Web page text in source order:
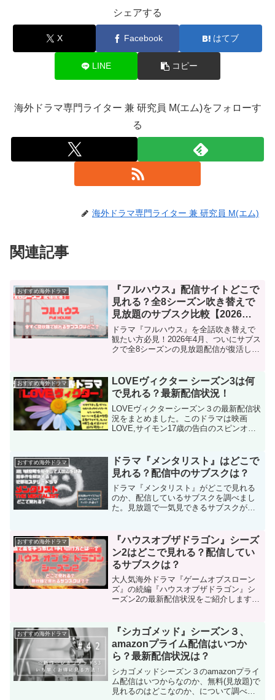
シェアする
X Facebook はてブ
LINE コピー
海外ドラマ専門ライター 兼 研究員 M(エム)をフォローす
る
海外ドラマ専門ライター 兼 研究員 M(エム)
関連記事
おすすめ海外ドラマ
『フルハウス』配信サイトどこで
見れる？全8シーズン吹き替えで
見放題のサブスク比較【2026最
新】
ドラマ『フルハウス』を全話吹き替えで
観たい方必見！2026年4月、ついにサブス
クで全8シーズンの見放題配信が復活しま
に今すぐ会える最短ルートを解説。懐か
しのタナー家へ遊びに行きませんか？
おすすめ海外ドラマ
LOVEヴィクター シーズン3は何
で見れる？最新配信状況！
LOVEヴィクターシーズン３の最新配信状
況をまとめました。このドラマは映画
LOVE,サイモン17歳の告白のスピンオフ
ストーリーはどのように幕を閉じるので
しょうか。
おすすめ海外ドラマ
ドラマ『メンタリスト』はどこで
見れる？配信中のサブスクは？
ドラマ『メンタリスト』がどこで見れる
のか、配信しているサブスクを調べまし
た。見放題で一気見できるサブスクがあ
機会に是非視聴されてください！
おすすめ海外ドラマ
『ハウスオブザドラゴン』シーズ
ン2はどこで見れる？配信してい
るサブスクは？
大人気海外ドラマ『ゲームオブスローン
ズ』の続編『ハウスオブザドラゴン』シ
ーズン2の最新配信状況をご紹介します。
にノミネートを果たしたこのドラマの第
二章！さらなる壮大な...
おすすめ海外ドラマ
『シカゴメッド』シーズン３、
amazonプライム配信はいつか
ら？最新配信状況は？
シカゴメッドシーズン３のamazonプライ
ム配信はいつからなのか、無料(見放題)で
見れるのはどこなのか、について調べま